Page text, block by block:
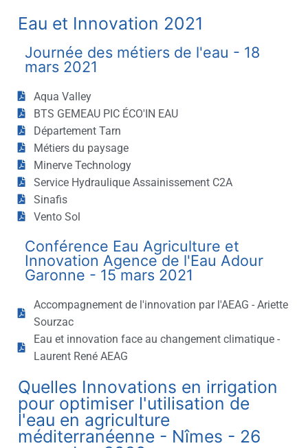
Eau et Innovation 2021
Journée des métiers de l'eau - 18
mars 2021
Aqua Valley
BTS GEMEAU PIC ÉCO'IN EAU
Département Tarn
Métiers du paysage
Minerve Technology
Service Hydraulique Assainissement C2A
Sinafis
Vento Sol
Conférence Eau Agriculture et
Innovation Agence de l'Eau Adour
Garonne - 15 mars 2021
Accompagnement de l'innovation par l'AEAG - Ariette
Sourzac
Eau et innovation face au changement climatique -
Laurent René AEAG
Quelles Innovations en irrigation
pour optimiser l'utilisation de
l'eau en agriculture
méditerranéenne - Nîmes - 26